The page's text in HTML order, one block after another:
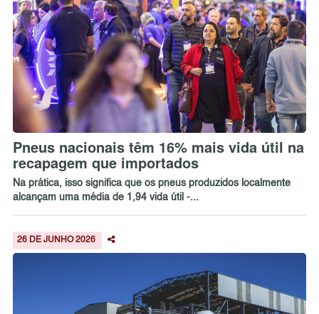
Pneus nacionais têm 16% mais vida útil na
recapagem que importados
Na prática, isso significa que os pneus produzidos localmente
alcançam uma média de 1,94 vida útil -...
26 DE JUNHO 2026